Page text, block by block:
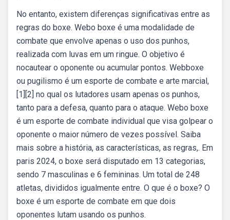
No entanto, existem diferenças significativas entre as
regras do boxe. Webo boxe é uma modalidade de
combate que envolve apenas o uso dos punhos,
realizada com luvas em um ringue. O objetivo é
nocautear o oponente ou acumular pontos. Webboxe
ou pugilismo é um esporte de combate e arte marcial,
[1][2] no qual os lutadores usam apenas os punhos,
tanto para a defesa, quanto para o ataque. Webo boxe
é um esporte de combate individual que visa golpear o
oponente o maior número de vezes possível. Saiba
mais sobre a história, as características, as regras,. Em
paris 2024, o boxe será disputado em 13 categorias,
sendo 7 masculinas e 6 femininas. Um total de 248
atletas, divididos igualmente entre. O que é o boxe? O
boxe é um esporte de combate em que dois
oponentes lutam usando os punhos.